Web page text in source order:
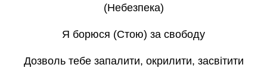
(Небезпека)
Я борюся (Стою) за свободу
Дозволь тебе запалити, окрилити, засвітити